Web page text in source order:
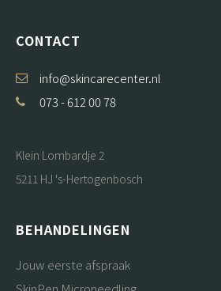
CONTACT
info@skincarecenter.nl
073 - 612 00 78
Klein Lombardje 2
5211 HJ 's-Hertogenbosch
BEHANDELINGEN
Jouw eerste afspraak